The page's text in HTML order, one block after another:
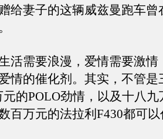
给妻子的这辆威兹曼跑车曾
需要浪漫，爱情需要激情
情的催化剂。其实，不管是
元的POLO劲情，以及十八
百万元的法拉利F430都可